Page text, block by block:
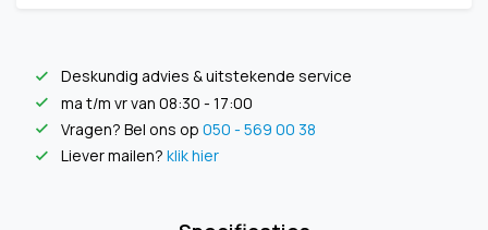
check Deskundig advies & uitstekende service
check ma t/m vr van 08:30 - 17:00
check Vragen? Bel ons op 050 - 569 00 38
check Liever mailen? klik hier